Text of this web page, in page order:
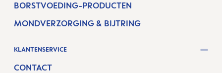
BORSTVOEDING-PRODUCTEN
MONDVERZORGING & BIJTRING
KLANTENSERVICE
CONTACT